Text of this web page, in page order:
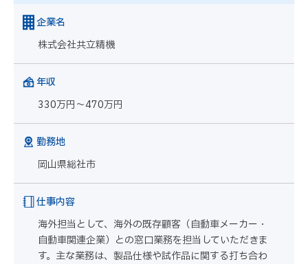
企業名
株式会社共立精機
年収
330万円～470万円
勤務地
岡山県総社市
仕事内容
海外担当として、海外の既存顧客（自動車メーカー・
自動車関連企業）との窓口業務を担当していただきま
す。主な業務は、製品仕様や試作品に関する打ち合わ